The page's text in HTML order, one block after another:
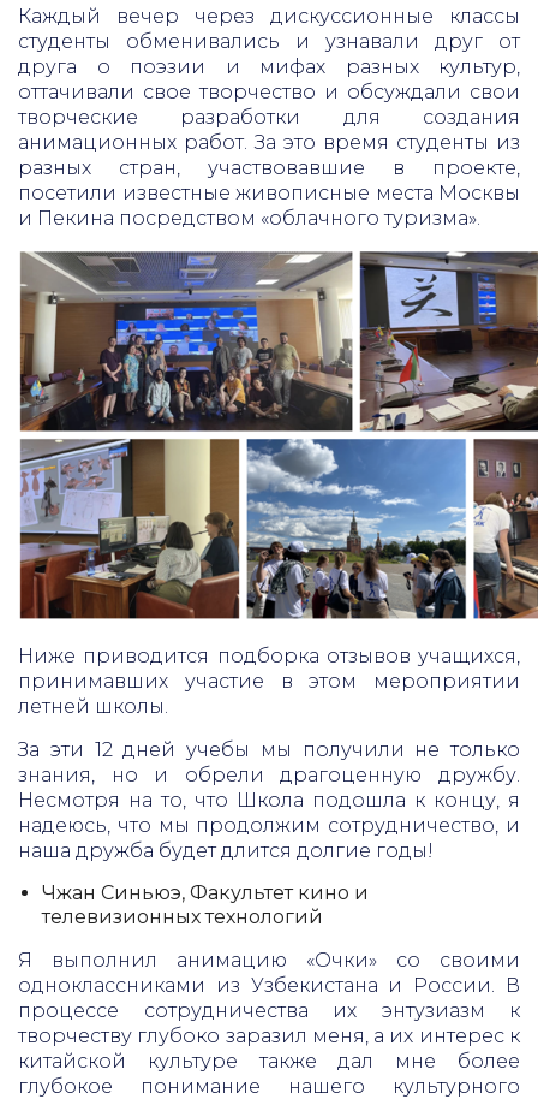
Каждый вечер через дискуссионные классы
студенты обменивались и узнавали друг от
друга о поэзии и мифах разных культур,
оттачивали свое творчество и обсуждали свои
творческие разработки для создания
анимационных работ. За это время студенты из
разных стран, участвовавшие в проекте,
посетили известные живописные места Москвы
и Пекина посредством «облачного туризма».
Ниже приводится подборка отзывов учащихся,
принимавших участие в этом мероприятии
летней школы.
За эти 12 дней учебы мы получили не только
знания, но и обрели драгоценную дружбу.
Несмотря на то, что Школа подошла к концу, я
надеюсь, что мы продолжим сотрудничество, и
наша дружба будет длится долгие годы!
Чжан Синьюэ, Факультет кино и
телевизионных технологий
Я выполнил анимацию «Очки» со своими
одноклассниками из Узбекистана и России. В
процессе сотрудничества их энтузиазм к
творчеству глубоко заразил меня, а их интерес к
китайской культуре также дал мне более
глубокое понимание нашего культурного